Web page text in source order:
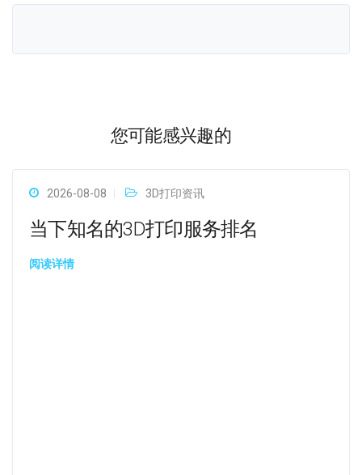
您可能感兴趣的
2026-08-08 3D打印资讯
当下知名的3D打印服务排名
阅读详情